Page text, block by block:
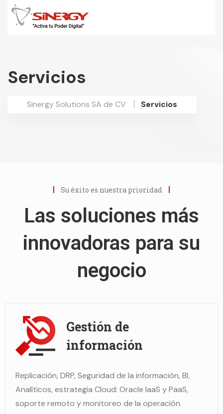
Servicios
Sinergy Solutions SA de CV Servicios
Su éxito es nuestra prioridad
Las soluciones más
innovadoras para su
negocio
Gestión de
información
Replicación, DRP, Seguridad de la información, BI,
Analíticos, estrategia Cloud: Oracle IaaS y PaaS,
soporte remoto y monitoreo de la operación.